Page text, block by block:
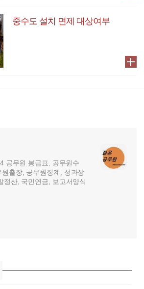
중수도 설치 면제 대상여부
공무원 봉급표, 공무원수
출장, 공무원징계, 성과상
정산, 국민연금, 보고서양식